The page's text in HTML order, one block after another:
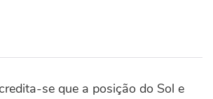
se que a posição do Sol e